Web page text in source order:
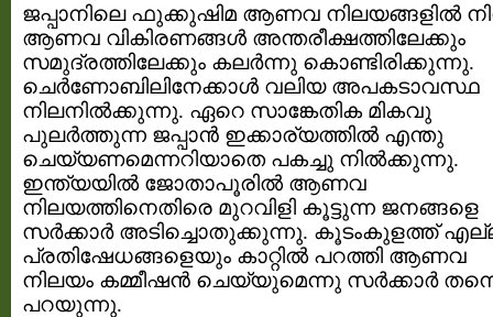
ജപ്പാനിലെ ഫുക്കുഷിമ ആണവ നിലയങ്ങളില്‍
ആണവ വികിരണങ്ങള്‍ അന്തരീക്ഷത്തിലേക്കും
സമുദ്രത്തിലേക്കും കലര്‍ന്നു കൊണ്ടിരിക്കുന്നു.
ചെര്‍ണോബിലിനേക്കാള്‍ വലിയ അപകടാവസ്ഥ
നിലനില്‍ക്കുന്നു. ഏറെ സാങ്കേതിക മികവു
പുലര്‍ത്തുന്ന ജപ്പാന്‍ ഇക്കാര്യത്തില്‍ എന്തു
ചെയ്യണമെന്നറിയാതെ പകച്ചു നില്‍ക്കുന്നു.
ഇന്ത്യയില്‍ ജോതാപൂരില്‍ ആണവ
നിലയത്തിനെതിരെ മുറവിളി കൂട്ടുന്ന ജനങ്ങളെ
സര്‍ക്കാര്‍ അടിച്ചൊതുക്കുന്നു. കൂടംകുളത്ത്
പ്രതിഷേധങ്ങളെയും കാറ്റിൽ പറത്തി ആണവ
നിലയം കമ്മീഷൻ ചെയ്യുമെന്നു സർക്കാർ
പറയുന്നു.